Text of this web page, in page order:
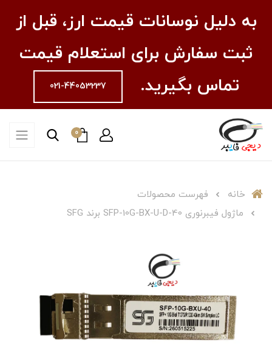
به دلیل نوسانات قیمت ارز، قبل از
ثبت سفارش برای استعلام قیمت
تماس بگیرید.
021-44053237
0
خانه
فهرست محصولات
ماژول فیبرنوری SFP-10G-BX-U-D-40 برند SFG